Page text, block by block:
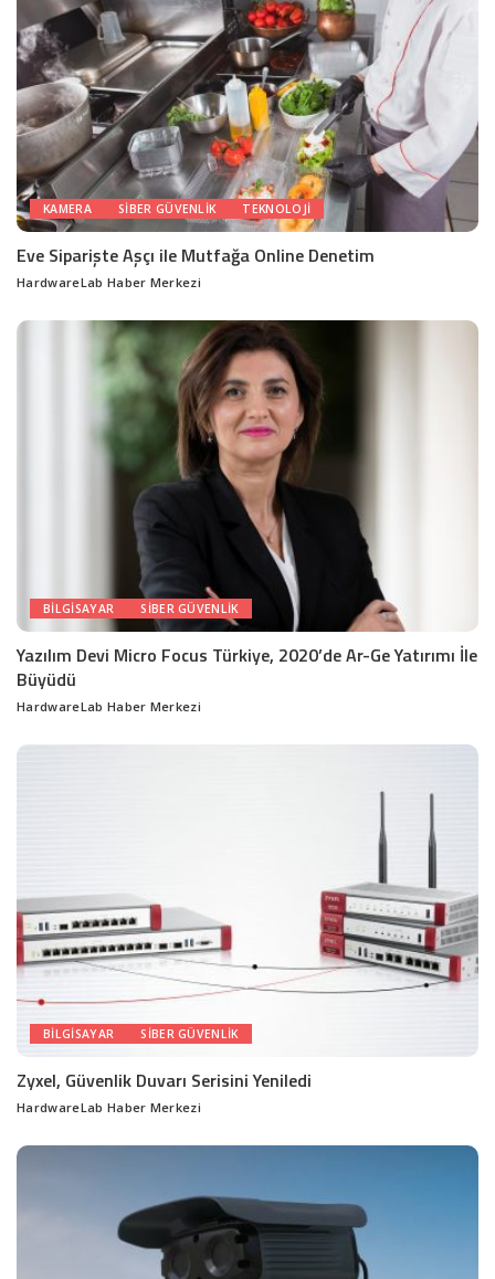
KAMERA SIBER GÜVENLIK TEKNOLOJI
Eve Siparişte Aşçı ile Mutfağa Online Denetim
Posted
HardwareLab Haber Merkezi
BILGISAYAR SIBER GÜVENLIK
Yazılım Devi Micro Focus Türkiye, 2020’de Ar-Ge Yatırımı İle
Büyüdü
Posted
HardwareLab Haber Merkezi
BILGISAYAR SIBER GÜVENLIK
Zyxel, Güvenlik Duvarı Serisini Yeniledi
Posted
HardwareLab Haber Merkezi